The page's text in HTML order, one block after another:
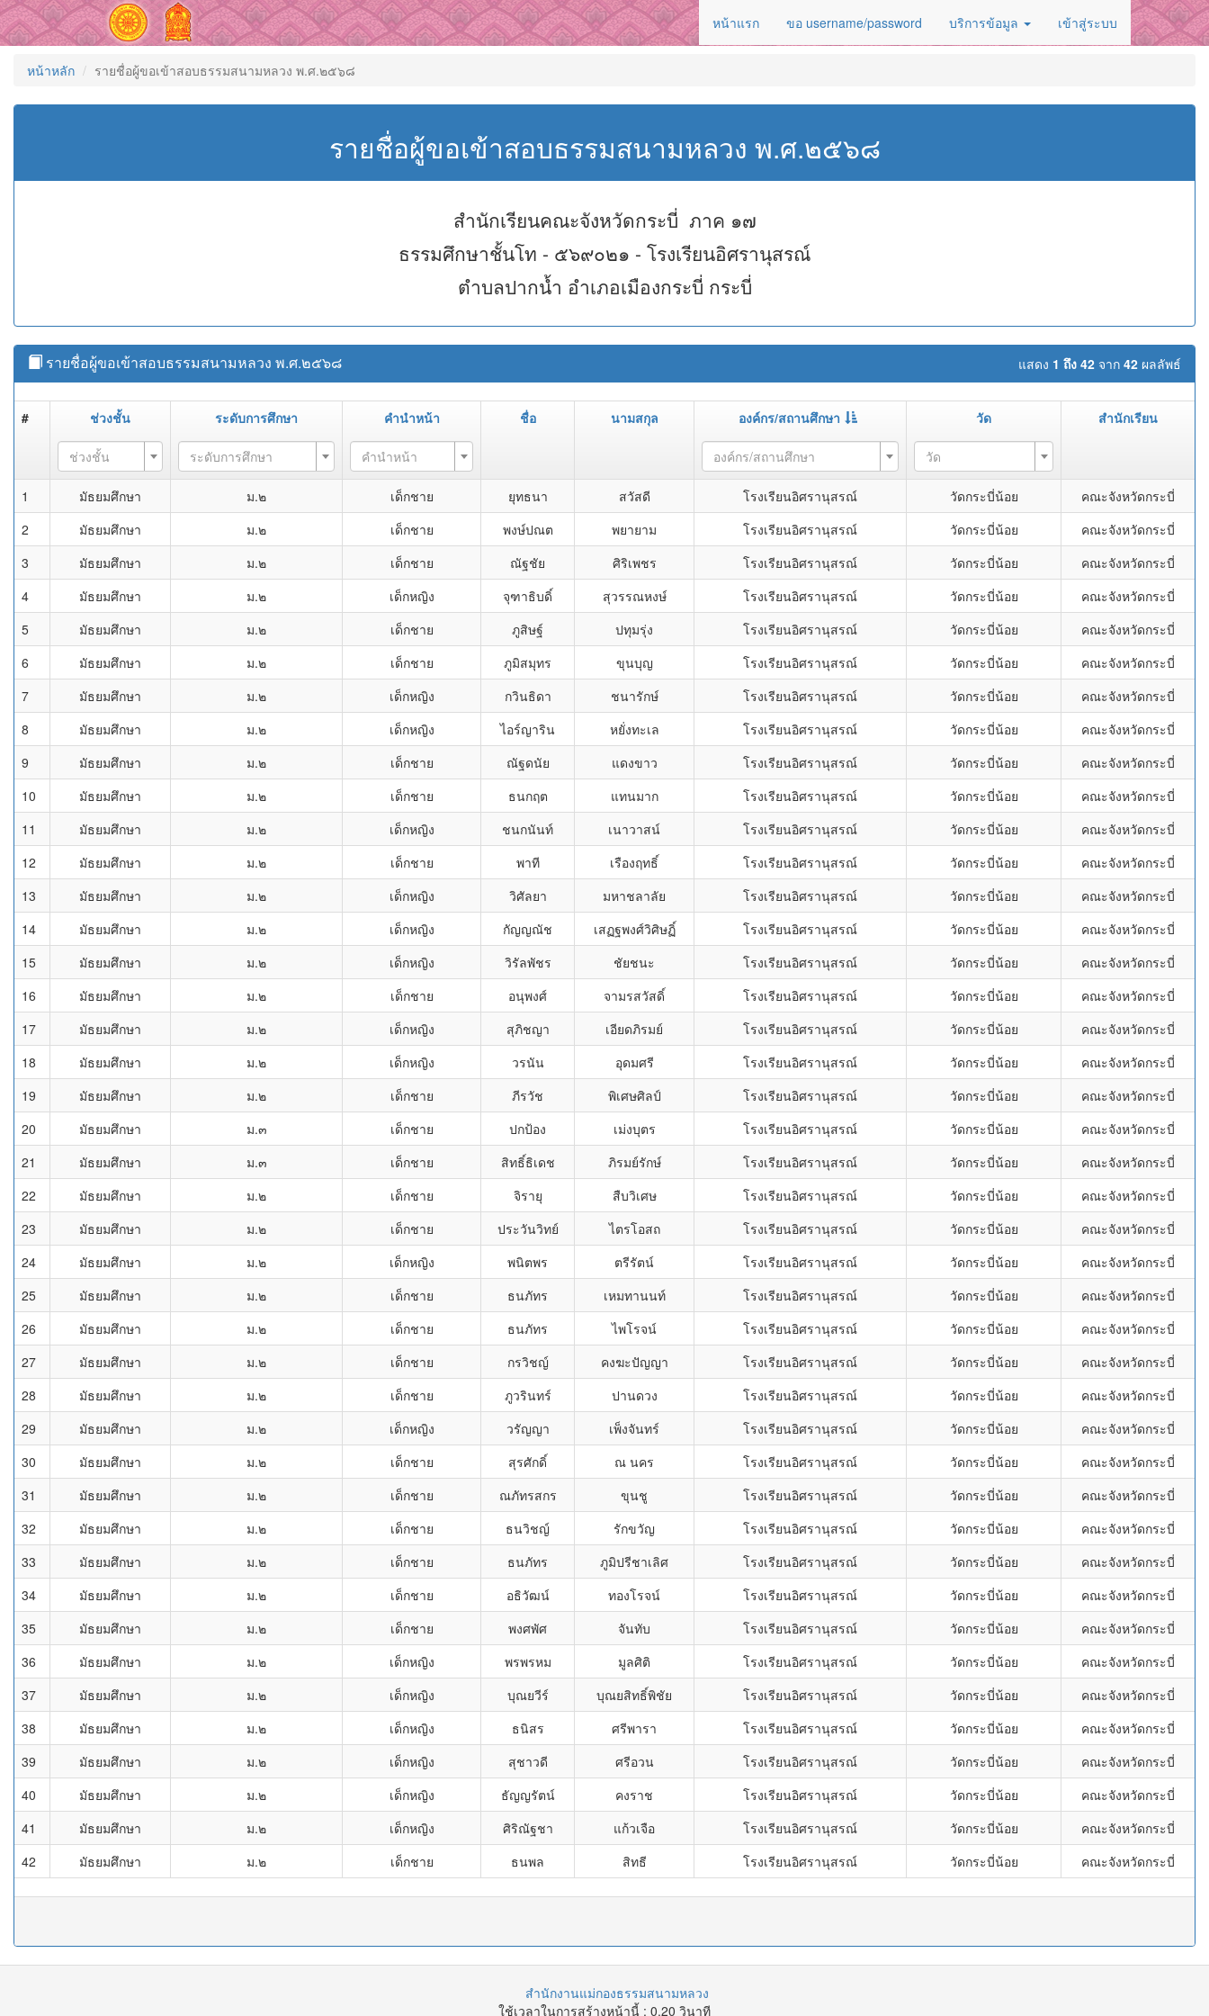
หน้าแรก ขอ username/password บริการข้อมูล เข้าสู่ระบบ
หน้าหลัก รายชื่อผู้ขอเข้าสอบธรรมสนามหลวง พ.ศ.๒๕๖๘
รายชื่อผู้ขอเข้าสอบธรรมสนามหลวง พ.ศ.๒๕๖๘
สำนักเรียนคณะจังหวัดกระบี่ ภาค ๑๗
ธรรมศึกษาชั้นโท - ๕๖๙๐๒๑ - โรงเรียนอิศรานุสรณ์
ตำบลปากน้ำ อำเภอเมืองกระบี่ กระบี่
แสดง 1 ถึง 42 จาก 42 ผลลัพธ์
รายชื่อผู้ขอเข้าสอบธรรมสนามหลวง พ.ศ.๒๕๖๘
# ช่วงชั้น ระดับการศึกษา คำนำหน้า ชื่อ นามสกุล องค์กร/สถานศึกษา วัด สำนักเรียน
ช่วงชั้น ระดับการศึกษา คำนำหน้า องค์กร/สถานศึกษา วัด
1 มัธยมศึกษา ม.๒ เด็กชาย ยุทธนา สวัสดี โรงเรียนอิศรานุสรณ์ วัดกระบี่น้อย
คณะจังหวัดกระบี่
2
มัธยมศึกษา ม.๒ เด็กชาย พงษ์ปณต พยายาม โรงเรียนอิศรานุสรณ์ วัดกระบี่น้อย
คณะจังหวัดกระบี่
3
มัธยมศึกษา ม.๒ เด็กชาย ณัฐชัย ศิริเพชร โรงเรียนอิศรานุสรณ์ วัดกระบี่น้อย
คณะจังหวัดกระบี่
4
มัธยมศึกษา ม.๒ เด็กหญิง จุฑาธิบดิ์ สุวรรณหงษ์ โรงเรียนอิศรานุสรณ์ วัดกระบี่น้อย
คณะจังหวัดกระบี่
5
มัธยมศึกษา ม.๒ เด็กชาย ภูสิษฐ์ ปทุมรุ่ง โรงเรียนอิศรานุสรณ์ วัดกระบี่น้อย
คณะจังหวัดกระบี่
6
มัธยมศึกษา ม.๒ เด็กชาย ภูมิสมุทร ขุนบุญ โรงเรียนอิศรานุสรณ์ วัดกระบี่น้อย
คณะจังหวัดกระบี่
7
มัธยมศึกษา ม.๒ เด็กหญิง กวินธิดา ชนารักษ์ โรงเรียนอิศรานุสรณ์ วัดกระบี่น้อย
คณะจังหวัดกระบี่
8
มัธยมศึกษา ม.๒ เด็กหญิง ไอร์ญาริน หยั่งทะเล โรงเรียนอิศรานุสรณ์ วัดกระบี่น้อย
คณะจังหวัดกระบี่
9
มัธยมศึกษา ม.๒ เด็กชาย ณัฐดนัย แดงขาว โรงเรียนอิศรานุสรณ์ วัดกระบี่น้อย
คณะจังหวัดกระบี่
10
มัธยมศึกษา ม.๒ เด็กชาย ธนกฤต แทนมาก โรงเรียนอิศรานุสรณ์ วัดกระบี่น้อย
คณะจังหวัดกระบี่
11
มัธยมศึกษา ม.๒ เด็กหญิง ชนกนันท์ เนาวาสน์ โรงเรียนอิศรานุสรณ์ วัดกระบี่น้อย
คณะจังหวัดกระบี่
12
มัธยมศึกษา ม.๒ เด็กชาย พาที เรืองฤทธิ์ โรงเรียนอิศรานุสรณ์ วัดกระบี่น้อย
คณะจังหวัดกระบี่
13
มัธยมศึกษา ม.๒ เด็กหญิง วิศัลยา มหาชลาลัย โรงเรียนอิศรานุสรณ์ วัดกระบี่น้อย
คณะจังหวัดกระบี่
14
มัธยมศึกษา ม.๒ เด็กหญิง กัญญณัช เสฏฐพงศ์วิศิษฏิ์ โรงเรียนอิศรานุสรณ์ วัดกระบี่น้อย
คณะจังหวัดกระบี่
15
มัธยมศึกษา ม.๒ เด็กหญิง วิรัลพัชร ชัยชนะ โรงเรียนอิศรานุสรณ์ วัดกระบี่น้อย
คณะจังหวัดกระบี่
16
มัธยมศึกษา ม.๒ เด็กชาย อนุพงศ์ จามรสวัสดิ์ โรงเรียนอิศรานุสรณ์ วัดกระบี่น้อย
คณะจังหวัดกระบี่
17
มัธยมศึกษา ม.๒ เด็กหญิง สุภิชญา เอียดภิรมย์ โรงเรียนอิศรานุสรณ์ วัดกระบี่น้อย
คณะจังหวัดกระบี่
18
มัธยมศึกษา ม.๒ เด็กหญิง วรนัน อุดมศรี โรงเรียนอิศรานุสรณ์ วัดกระบี่น้อย
คณะจังหวัดกระบี่
19
มัธยมศึกษา ม.๒ เด็กชาย ภีรวัช พิเศษศิลป์ โรงเรียนอิศรานุสรณ์ วัดกระบี่น้อย
คณะจังหวัดกระบี่
20
มัธยมศึกษา ม.๓ เด็กชาย ปกป้อง เม่งบุตร โรงเรียนอิศรานุสรณ์ วัดกระบี่น้อย
คณะจังหวัดกระบี่
21
มัธยมศึกษา ม.๓ เด็กชาย สิทธิ์ธิเดช ภิรมย์รักษ์ โรงเรียนอิศรานุสรณ์ วัดกระบี่น้อย
คณะจังหวัดกระบี่
22
มัธยมศึกษา ม.๒ เด็กชาย จิรายุ สืบวิเศษ โรงเรียนอิศรานุสรณ์ วัดกระบี่น้อย
คณะจังหวัดกระบี่
23
มัธยมศึกษา ม.๒ เด็กชาย ประวันวิทย์ ไตรโอสถ โรงเรียนอิศรานุสรณ์ วัดกระบี่น้อย
คณะจังหวัดกระบี่
24
มัธยมศึกษา ม.๒ เด็กหญิง พนิตพร ตรีรัตน์ โรงเรียนอิศรานุสรณ์ วัดกระบี่น้อย
คณะจังหวัดกระบี่
25
มัธยมศึกษา ม.๒ เด็กชาย ธนภัทร เหมทานนท์ โรงเรียนอิศรานุสรณ์ วัดกระบี่น้อย
คณะจังหวัดกระบี่
26
มัธยมศึกษา ม.๒ เด็กชาย ธนภัทร ไพโรจน์ โรงเรียนอิศรานุสรณ์ วัดกระบี่น้อย
คณะจังหวัดกระบี่
27
มัธยมศึกษา ม.๒ เด็กชาย กรวิชญ์ คงฆะปัญญา โรงเรียนอิศรานุสรณ์ วัดกระบี่น้อย
คณะจังหวัดกระบี่
28
มัธยมศึกษา ม.๒ เด็กชาย ภูวรินทร์ ปานดวง โรงเรียนอิศรานุสรณ์ วัดกระบี่น้อย
คณะจังหวัดกระบี่
29
มัธยมศึกษา ม.๒ เด็กหญิง วรัญญา เพ็งจันทร์ โรงเรียนอิศรานุสรณ์ วัดกระบี่น้อย
คณะจังหวัดกระบี่
30
มัธยมศึกษา ม.๒ เด็กชาย สุรศักดิ์ ณ นคร โรงเรียนอิศรานุสรณ์ วัดกระบี่น้อย
คณะจังหวัดกระบี่
31
มัธยมศึกษา ม.๒ เด็กชาย ณภัทรสกร ขุนชู โรงเรียนอิศรานุสรณ์ วัดกระบี่น้อย
คณะจังหวัดกระบี่
32
มัธยมศึกษา ม.๒ เด็กชาย ธนวิชญ์ รักขวัญ โรงเรียนอิศรานุสรณ์ วัดกระบี่น้อย
คณะจังหวัดกระบี่
33
มัธยมศึกษา ม.๒ เด็กชาย ธนภัทร ภูมิปรีชาเลิศ โรงเรียนอิศรานุสรณ์ วัดกระบี่น้อย
คณะจังหวัดกระบี่
34
มัธยมศึกษา ม.๒ เด็กชาย อธิวัฒน์ ทองโรจน์ โรงเรียนอิศรานุสรณ์ วัดกระบี่น้อย
คณะจังหวัดกระบี่
35
มัธยมศึกษา ม.๒ เด็กชาย พงศพัศ จันทับ โรงเรียนอิศรานุสรณ์ วัดกระบี่น้อย
คณะจังหวัดกระบี่
36
มัธยมศึกษา ม.๒ เด็กหญิง พรพรหม มูลศิติ โรงเรียนอิศรานุสรณ์ วัดกระบี่น้อย
คณะจังหวัดกระบี่
37
มัธยมศึกษา ม.๒ เด็กหญิง บุณยวีร์ บุณยสิทธิ์พิชัย โรงเรียนอิศรานุสรณ์ วัดกระบี่น้อย
คณะจังหวัดกระบี่
38
มัธยมศึกษา ม.๒ เด็กหญิง ธนิสร ศรีพารา โรงเรียนอิศรานุสรณ์ วัดกระบี่น้อย
คณะจังหวัดกระบี่
39
มัธยมศึกษา ม.๒ เด็กหญิง สุชาวดี ศรีอวน โรงเรียนอิศรานุสรณ์ วัดกระบี่น้อย
คณะจังหวัดกระบี่
40
มัธยมศึกษา ม.๒ เด็กหญิง ธัญญรัตน์ คงราช โรงเรียนอิศรานุสรณ์ วัดกระบี่น้อย
คณะจังหวัดกระบี่
41
มัธยมศึกษา ม.๒ เด็กหญิง ศิริณัฐชา แก้วเจือ โรงเรียนอิศรานุสรณ์ วัดกระบี่น้อย
คณะจังหวัดกระบี่
42
มัธยมศึกษา ม.๒ เด็กชาย ธนพล สิทธี โรงเรียนอิศรานุสรณ์ วัดกระบี่น้อย คณะจังหวัดกระบี่
สำนักงานแม่กองธรรมสนามหลวง
ใช้เวลาในการสร้างหน้านี้ : 0.20 วินาที